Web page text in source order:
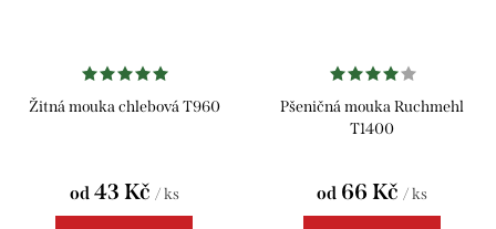
Žitná mouka chlebová T960
od 43 Kč / ks
Pšeničná mouka Ruchmehl
T1400
od 66 Kč / ks